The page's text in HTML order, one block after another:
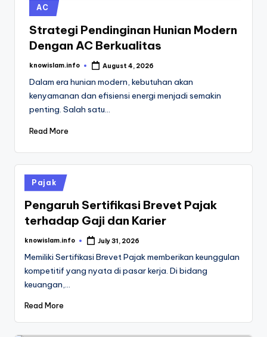
Posted
in
AC
Strategi Pendinginan Hunian Modern
Dengan AC Berkualitas
Posted
knowislam.info August 4, 2026
Dalam era hunian modern, kebutuhan akan
kenyamanan dan efisiensi energi menjadi semakin
penting. Salah satu…
Read More
Posted
in
Pajak
Pengaruh Sertifikasi Brevet Pajak
terhadap Gaji dan Karier
Posted
knowislam.info July 31, 2026
Memiliki Sertifikasi Brevet Pajak memberikan keunggulan
kompetitif yang nyata di pasar kerja. Di bidang
keuangan,…
Read More